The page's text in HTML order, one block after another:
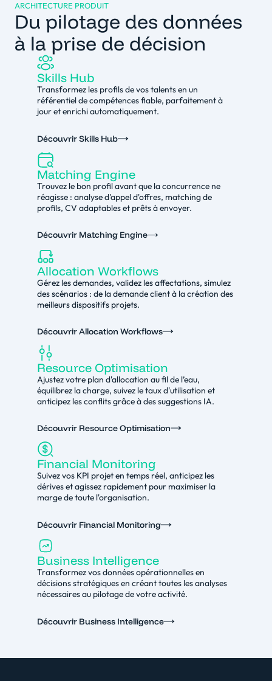
ARCHITECTURE PRODUIT
Du pilotage des données
à la prise de décision
Skills Hub
Transformez les profils de vos talents en un
référentiel de compétences fiable, parfaitement à
jour et enrichi automatiquement.
Découvrir Skills Hub
Matching Engine
Trouvez le bon profil avant que la concurrence ne
réagisse : analyse d'appel d'offres, matching de
profils, CV adaptables et prêts à envoyer.
Découvrir Matching Engine
Allocation Workflows
Gérez les demandes, validez les affectations, simulez
des scénarios : de la demande client à la création des
meilleurs dispositifs projets.
Découvrir Allocation Workflows
Resource Optimisation
Ajustez votre plan d'allocation au fil de l’eau,
équilibrez la charge, suivez le taux d'utilisation et
anticipez les conflits grâce à des suggestions IA.
Découvrir Resource Optimisation
Financial Monitoring
Suivez vos KPI projet en temps réel, anticipez les
dérives et agissez rapidement pour maximiser la
marge de toute l'organisation.
Découvrir Financial Monitoring
Business Intelligence
Transformez vos données opérationnelles en
décisions stratégiques en créant toutes les analyses
nécessaires au pilotage de votre activité.
Découvrir Business Intelligence